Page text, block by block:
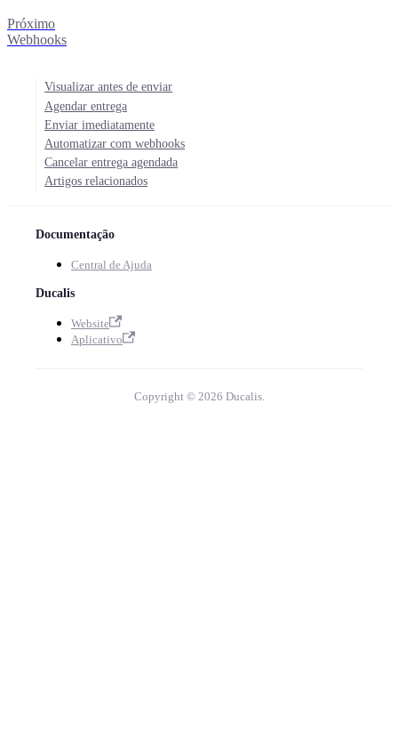
Próximo
Webhooks
Visualizar antes de enviar
Agendar entrega
Enviar imediatamente
Automatizar com webhooks
Cancelar entrega agendada
Artigos relacionados
Documentação
Central de Ajuda
Ducalis
Website
Aplicativo
Copyright © 2026 Ducalis.